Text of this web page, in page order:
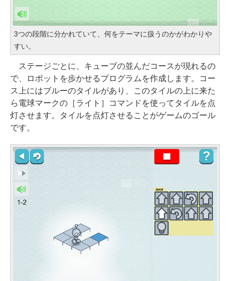
3つの段階に分かれていて、何をテーマに扱うのかがわかりや
すい。
ステージごとに、キューブの並んだコースが現れるの
で、ロボットを歩かせるプログラムを作成します。コー
ス上にはブルーのタイルがあり、このタイルの上に来た
ら電球マークの［ライト］コマンドを使ってタイルを点
灯させます。タイルを点灯させることがゲームのゴール
です。